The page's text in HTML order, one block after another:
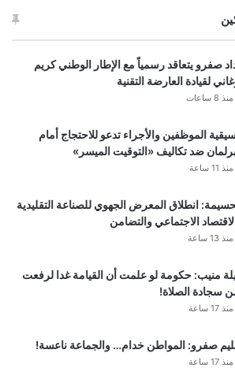
صفرو يتعاقد رسمياً مع الإطار الوطني كريم
لقيادة العارضة التقنية
منذ 8 ساعات
الموظفين والأجراء تدعو للاحتجاج أمام
ضد تكاليف «التوقيت الميسر»
منذ 11 ساعة
انطلاق المعرض الجهوي للصناعة التقليدية
الاجتماعي والتضامن
منذ 13 ساعة
منيب: حكومة لو علمت أن القيامة غدا لرفعت
سجادة الصلاة!
منذ 17 ساعة
صفرو: المواطن خدام… والجماعة ناعسة!
منذ 17 ساعة